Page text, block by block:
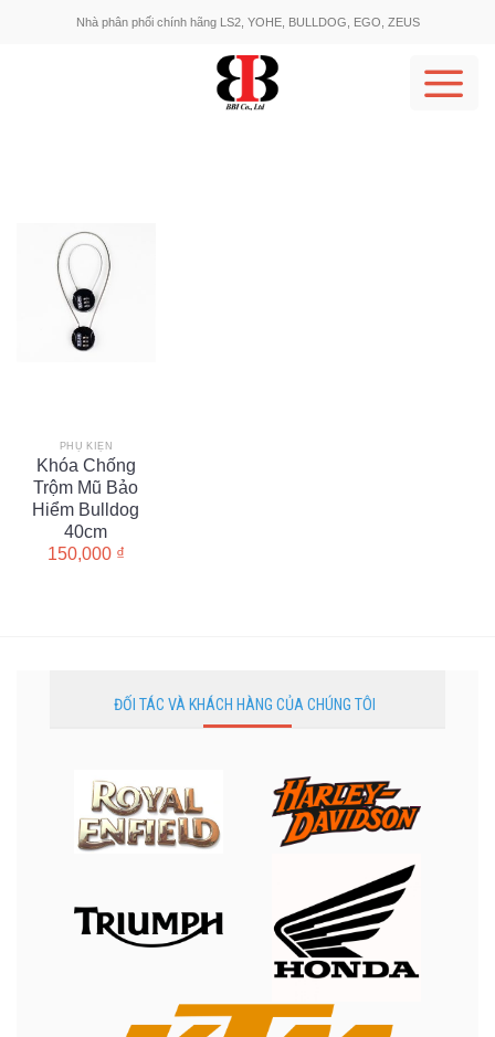
Nhà phân phối chính hãng LS2, YOHE, BULLDOG, EGO, ZEUS
PHỤ KIỆN
Khóa Chống
Trộm Mũ Bảo
Hiểm Bulldog
40cm
150,000 ₫
ĐỐI TÁC VÀ KHÁCH HÀNG CỦA CHÚNG TÔI